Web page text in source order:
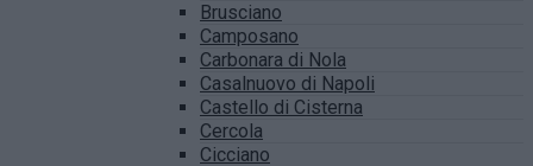
Brusciano
Camposano
Carbonara di Nola
Casalnuovo di Napoli
Castello di Cisterna
Cercola
Cicciano